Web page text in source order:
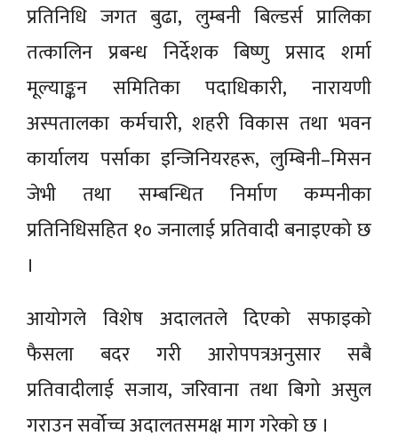
प्रतिनिधि जगत बुढा, लुम्बनी बिल्डर्स प्रालिका
तत्कालिन प्रबन्ध निर्देशक बिष्णु प्रसाद शर्मा
मूल्याङ्कन समितिका पदाधिकारी, नारायणी
अस्पतालका कर्मचारी, शहरी विकास तथा भवन
कार्यालय पर्साका इन्जिनियरहरू, लुम्बिनी–मिसन
जेभी तथा सम्बन्धित निर्माण कम्पनीका
प्रतिनिधिसहित १० जनालाई प्रतिवादी बनाइएको छ
।
आयोगले विशेष अदालतले दिएको सफाइको
फैसला बदर गरी आरोपपत्रअनुसार सबै
प्रतिवादीलाई सजाय, जरिवाना तथा बिगो असुल
गराउन सर्वोच्च अदालतसमक्ष माग गरेको छ ।